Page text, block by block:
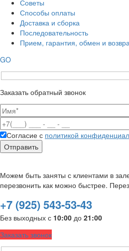
Советы
Способы оплаты
Доставка и сборка
Последовательность
Прием, гарантия, обмен и
GO
Заказать обратный звонок
Согласие с политикой
Можем быть заняты с клиентами в
перезвонить как можно быстрее.
+7 (925) 543-53-43
Без выходных с 10:00 до 21:00
Заказать звонок